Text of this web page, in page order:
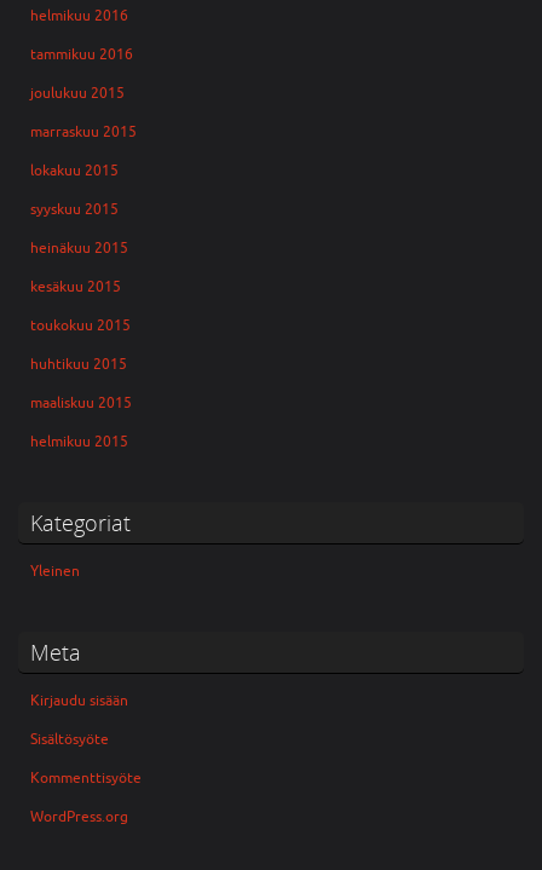
helmikuu 2016
tammikuu 2016
joulukuu 2015
marraskuu 2015
lokakuu 2015
syyskuu 2015
heinäkuu 2015
kesäkuu 2015
toukokuu 2015
huhtikuu 2015
maaliskuu 2015
helmikuu 2015
Kategoriat
Yleinen
Meta
Kirjaudu sisään
Sisältösyöte
Kommenttisyöte
WordPress.org